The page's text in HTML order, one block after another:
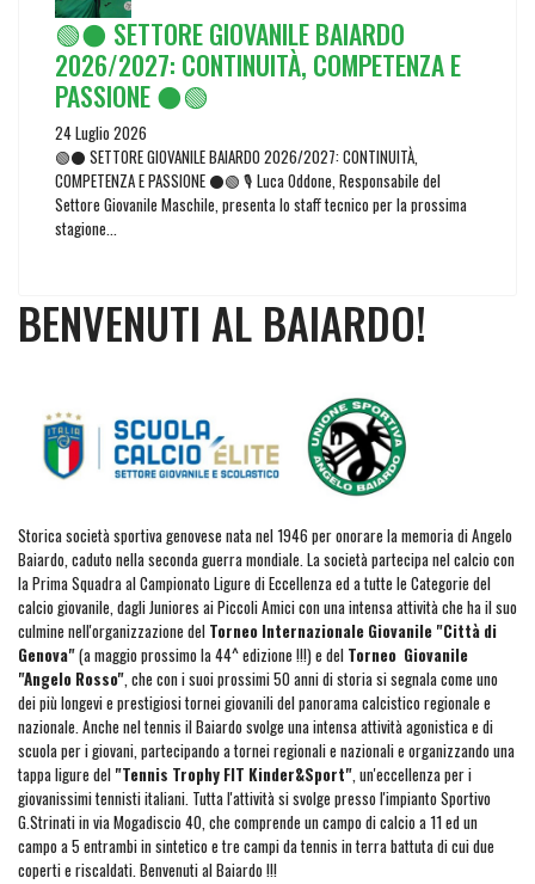
🟢⚫ SETTORE GIOVANILE BAIARDO
2026/2027: CONTINUITÀ, COMPETENZA E
PASSIONE ⚫🟢
24 Luglio 2026
🟢⚫ SETTORE GIOVANILE BAIARDO 2026/2027: CONTINUITÀ,
COMPETENZA E PASSIONE ⚫🟢 🎙️ Luca Oddone, Responsabile del
Settore Giovanile Maschile, presenta lo staff tecnico per la prossima
stagione...
BENVENUTI AL BAIARDO!
Storica società sportiva genovese nata nel 1946 per onorare la memoria di Angelo
Baiardo, caduto nella seconda guerra mondiale. La società partecipa nel calcio con
la Prima Squadra al Campionato Ligure di Eccellenza ed a tutte le Categorie del
calcio giovanile, dagli Juniores ai Piccoli Amici con una intensa attività che ha il suo
culmine nell'organizzazione del Torneo Internazionale Giovanile "Città di
Genova"(a maggio prossimo la 44^ edizione !!!) e del Torneo Giovanile
"Angelo Rosso", che con i suoi prossimi 50 anni di storia si segnala come uno
dei più longevi e prestigiosi tornei giovanili del panorama calcistico regionale e
nazionale. Anche nel tennis il Baiardo svolge una intensa attività agonistica e di
scuola per i giovani, partecipando a tornei regionali e nazionali e organizzando una
tappa ligure del "Tennis Trophy FIT Kinder&Sport", un'eccellenza per i
giovanissimi tennisti italiani. Tutta l'attività si svolge presso l'impianto Sportivo
G.Strinati in via Mogadiscio 40, che comprende un campo di calcio a 11 ed un
campo a 5 entrambi in sintetico e tre campi da tennis in terra battuta di cui due
coperti e riscaldati. Benvenuti al Baiardo !!!